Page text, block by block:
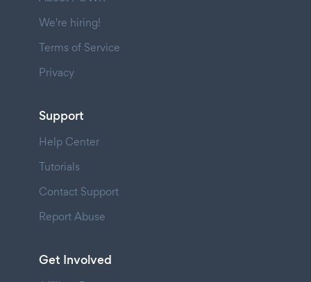
We're hiring!
Terms of Service
Privacy
Support
Help Center
Tutorials
Contact Support
Report Abuse
Get Involved